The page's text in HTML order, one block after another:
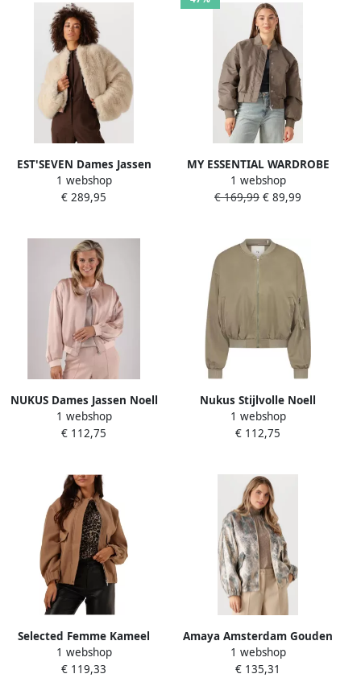
EST'SEVEN Dames Jassen
Kinski Wild Jacket Creme
1 webshop
€ 289,95
MY ESSENTIAL WARDROBE
Dames Jassen Helgamw
Short Bomber Jacket
1 webshop
€ 169,99 € 89,99
NUKUS Dames Jassen Noell
Bomber Roze
1 webshop
€ 112,75
Nukus Stijlvolle Noell
Bomberjas voor vrouwen
Beige Dames
1 webshop
€ 112,75
Selected Femme Kameel
Bomberjack voor vrouwen
Brown Dames
1 webshop
€ 119,33
Amaya Amsterdam Gouden
Bomberjack voor Vrouwen
Multicolor Dames
1 webshop
€ 135,31